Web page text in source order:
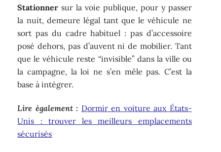
Stationner sur la voie publique, pour y passer
la nuit, demeure légal tant que le véhicule ne
sort pas du cadre habituel : pas d’accessoire
posé dehors, pas d’auvent ni de mobilier. Tant
que le véhicule reste “invisible” dans la ville ou
la campagne, la loi ne s’en mêle pas. C’est la
base à intégrer.
Lire également : Dormir en voiture aux États-
Unis : trouver les meilleurs emplacements
sécurisés